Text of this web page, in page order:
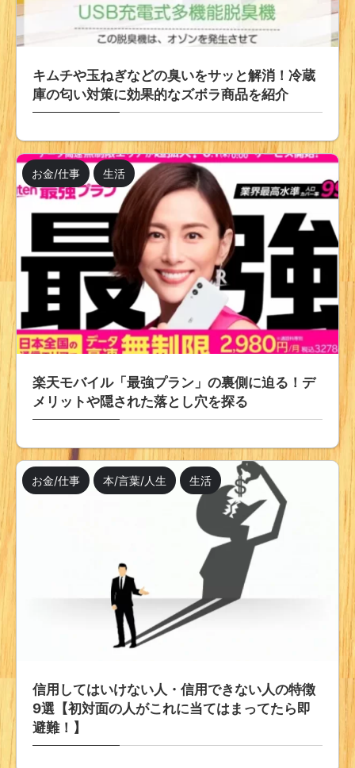
キムチや玉ねぎなどの臭いをサッと解消！冷蔵
庫の匂い対策に効果的なズボラ商品を紹介
お金/仕事 生活
楽天モバイル「最強プラン」の裏側に迫る！デ
メリットや隠された落とし穴を探る
お金/仕事 本/言葉/人生 生活
信用してはいけない人・信用できない人の特徴
9選【初対面の人がこれに当てはまってたら即
避難！】